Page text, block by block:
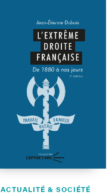
ACTUALITÉ & SOCIÉTÉ